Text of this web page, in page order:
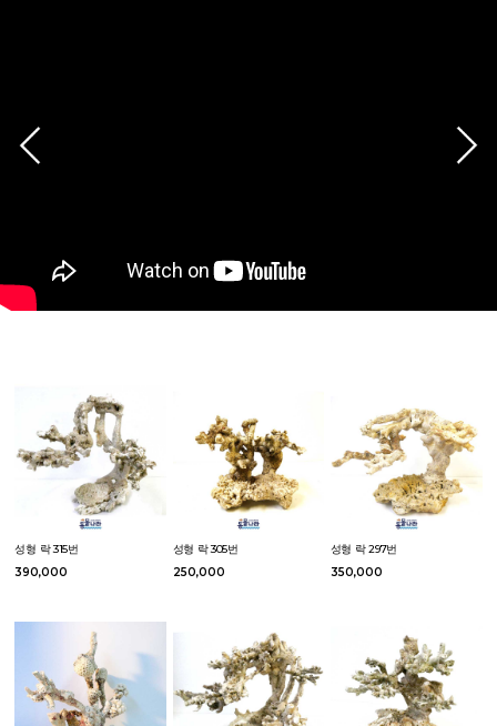
성형 락 315번
390,000
성형 락 305번
250,000
성형 락 297번
350,000